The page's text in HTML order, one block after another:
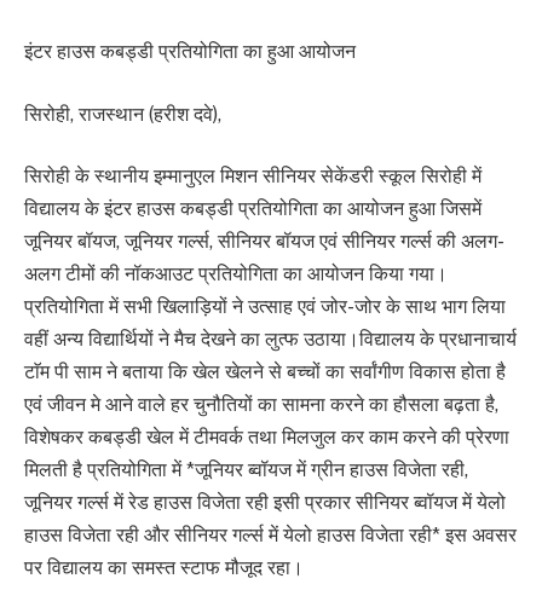
इंटर हाउस कबड्डी प्रतियोगिता का हुआ आयोजन
सिरोही, राजस्थान (हरीश दवे),
सिरोही के स्थानीय इम्मानुएल मिशन सीनियर सेकेंडरी स्कूल सिरोही में
विद्यालय के इंटर हाउस कबड्डी प्रतियोगिता का आयोजन हुआ जिसमें
जूनियर बॉयज, जूनियर गर्ल्स, सीनियर बॉयज एवं सीनियर गर्ल्स की अलग-
अलग टीमों की नॉकआउट प्रतियोगिता का आयोजन किया गया।
प्रतियोगिता में सभी खिलाड़ियों ने उत्साह एवं जोर-जोर के साथ भाग लिया
वहीं अन्य विद्यार्थियों ने मैच देखने का लुत्फ उठाया।विद्यालय के प्रधानाचार्य
टाॅम पी साम ने बताया कि खेल खेलने से बच्चों का सर्वांगीण विकास होता है
एवं जीवन मे आने वाले हर चुनौतियों का सामना करने का हौसला बढ़ता है,
विशेषकर कबड्डी खेल में टीमवर्क तथा मिलजुल कर काम करने की प्रेरणा
मिलती है प्रतियोगिता में *जूनियर ब्वॉयज में ग्रीन हाउस विजेता रही,
जूनियर गर्ल्स में रेड हाउस विजेता रही इसी प्रकार सीनियर ब्वॉयज में येलो
हाउस विजेता रही और सीनियर गर्ल्स में येलो हाउस विजेता रही* इस अवसर
पर विद्यालय का समस्त स्टाफ मौजूद रहा।